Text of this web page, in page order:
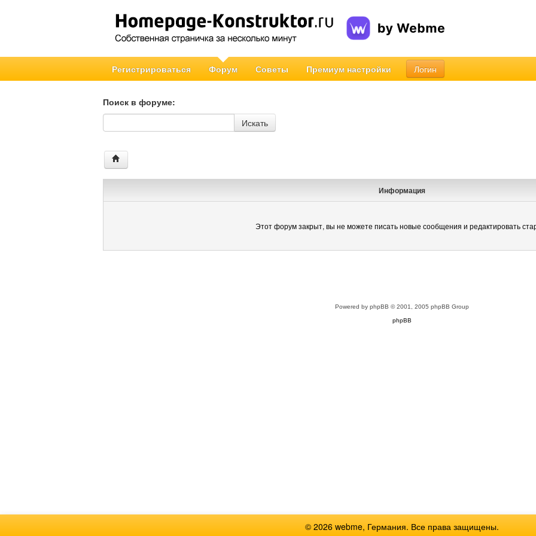
Регистрироваться Форум Советы Премиум настройки Логин
Поиск в форуме:
Поиск в форуме
Искать
Информация
Этот форум закрыт, вы не можете писать новые сообщения и редактировать
Powered by phpBB © 2001, 2005 phpBB Group
phpBB
© 2026 webme, Германия. Все права защищены.